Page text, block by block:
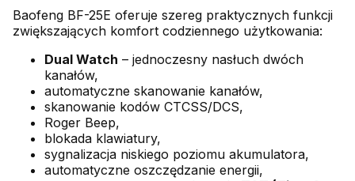
Baofeng BF-25E oferuje szereg praktycznych funkcji
zwiększających komfort codziennego użytkowania:
Dual Watch – jednoczesny nasłuch dwóch
kanałów,
automatyczne skanowanie kanałów,
skanowanie kodów CTCSS/DCS,
Roger Beep,
blokada klawiatury,
sygnalizacja niskiego poziomu akumulatora,
automatyczne oszczędzanie energii,